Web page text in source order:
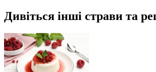
Дивіться інші страви та